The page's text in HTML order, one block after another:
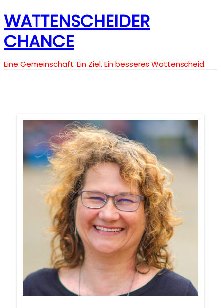
WATTENSCHEIDER
CHANCE
Eine Gemeinschaft. Ein Ziel. Ein besseres Wattenscheid.